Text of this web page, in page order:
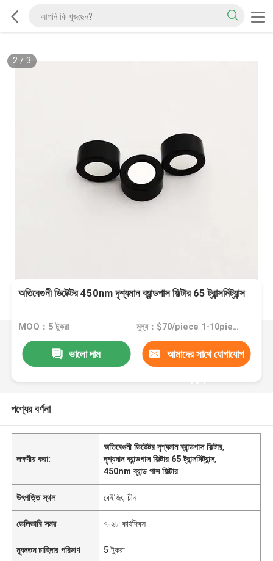
2/ 3
অতিবেগুনী ডিটেক্টর 450nm দৃশ্যমান ব্যান্ডপাস ফিল্টার 65 ট্রান্সমিট্যান্স
MOQ：5 টুকরা মূল্য：$70/piece 1-10pieces; $65/piece 11-50pieces; $60/piece >=51pieces
ভালো দাম আমাদের সাথে যোগাযোগ
করুন
পণ্যের বর্ণনা
লক্ষণীয় করা:
অতিবেগুনী ডিটেক্টর দৃশ্যমান ব্যান্ডপাস ফিল্টার,
দৃশ্যমান ব্যান্ডপাস ফিল্টার 65 ট্রান্সমিট্যান্স,
450nm ব্যান্ড পাস ফিল্টার
উৎপত্তি স্থল বেইজিং, চীন
ডেলিভারি সময় ৭-২৮ কার্যদিবস
ন্যূনতম চাহিদার পরিমাণ 5 টুকরা